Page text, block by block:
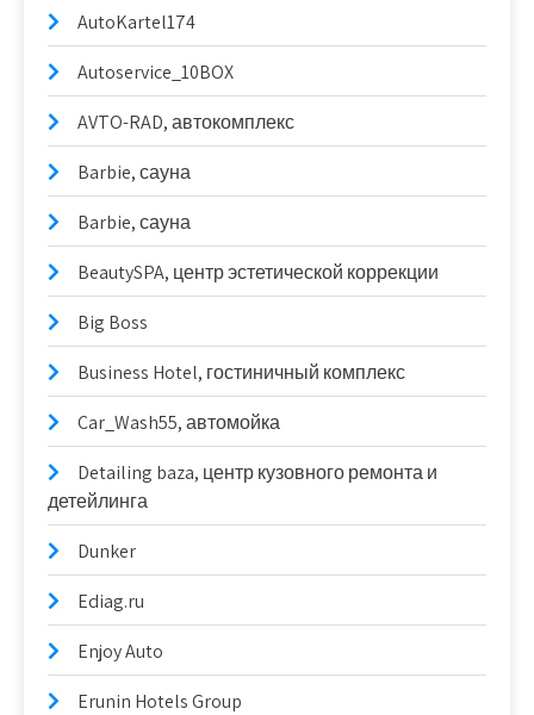
AutoKartel174
Autoservice_10BOX
AVTO-RAD, автокомплекс
Barbie, сауна
Barbie, сауна
BeautySPA, центр эстетической коррекции
Big Boss
Business Hotel, гостиничный комплекс
Car_Wash55, автомойка
Detailing baza, центр кузовного ремонта и
детейлинга
Dunker
Ediag.ru
Enjoy Auto
Erunin Hotels Group